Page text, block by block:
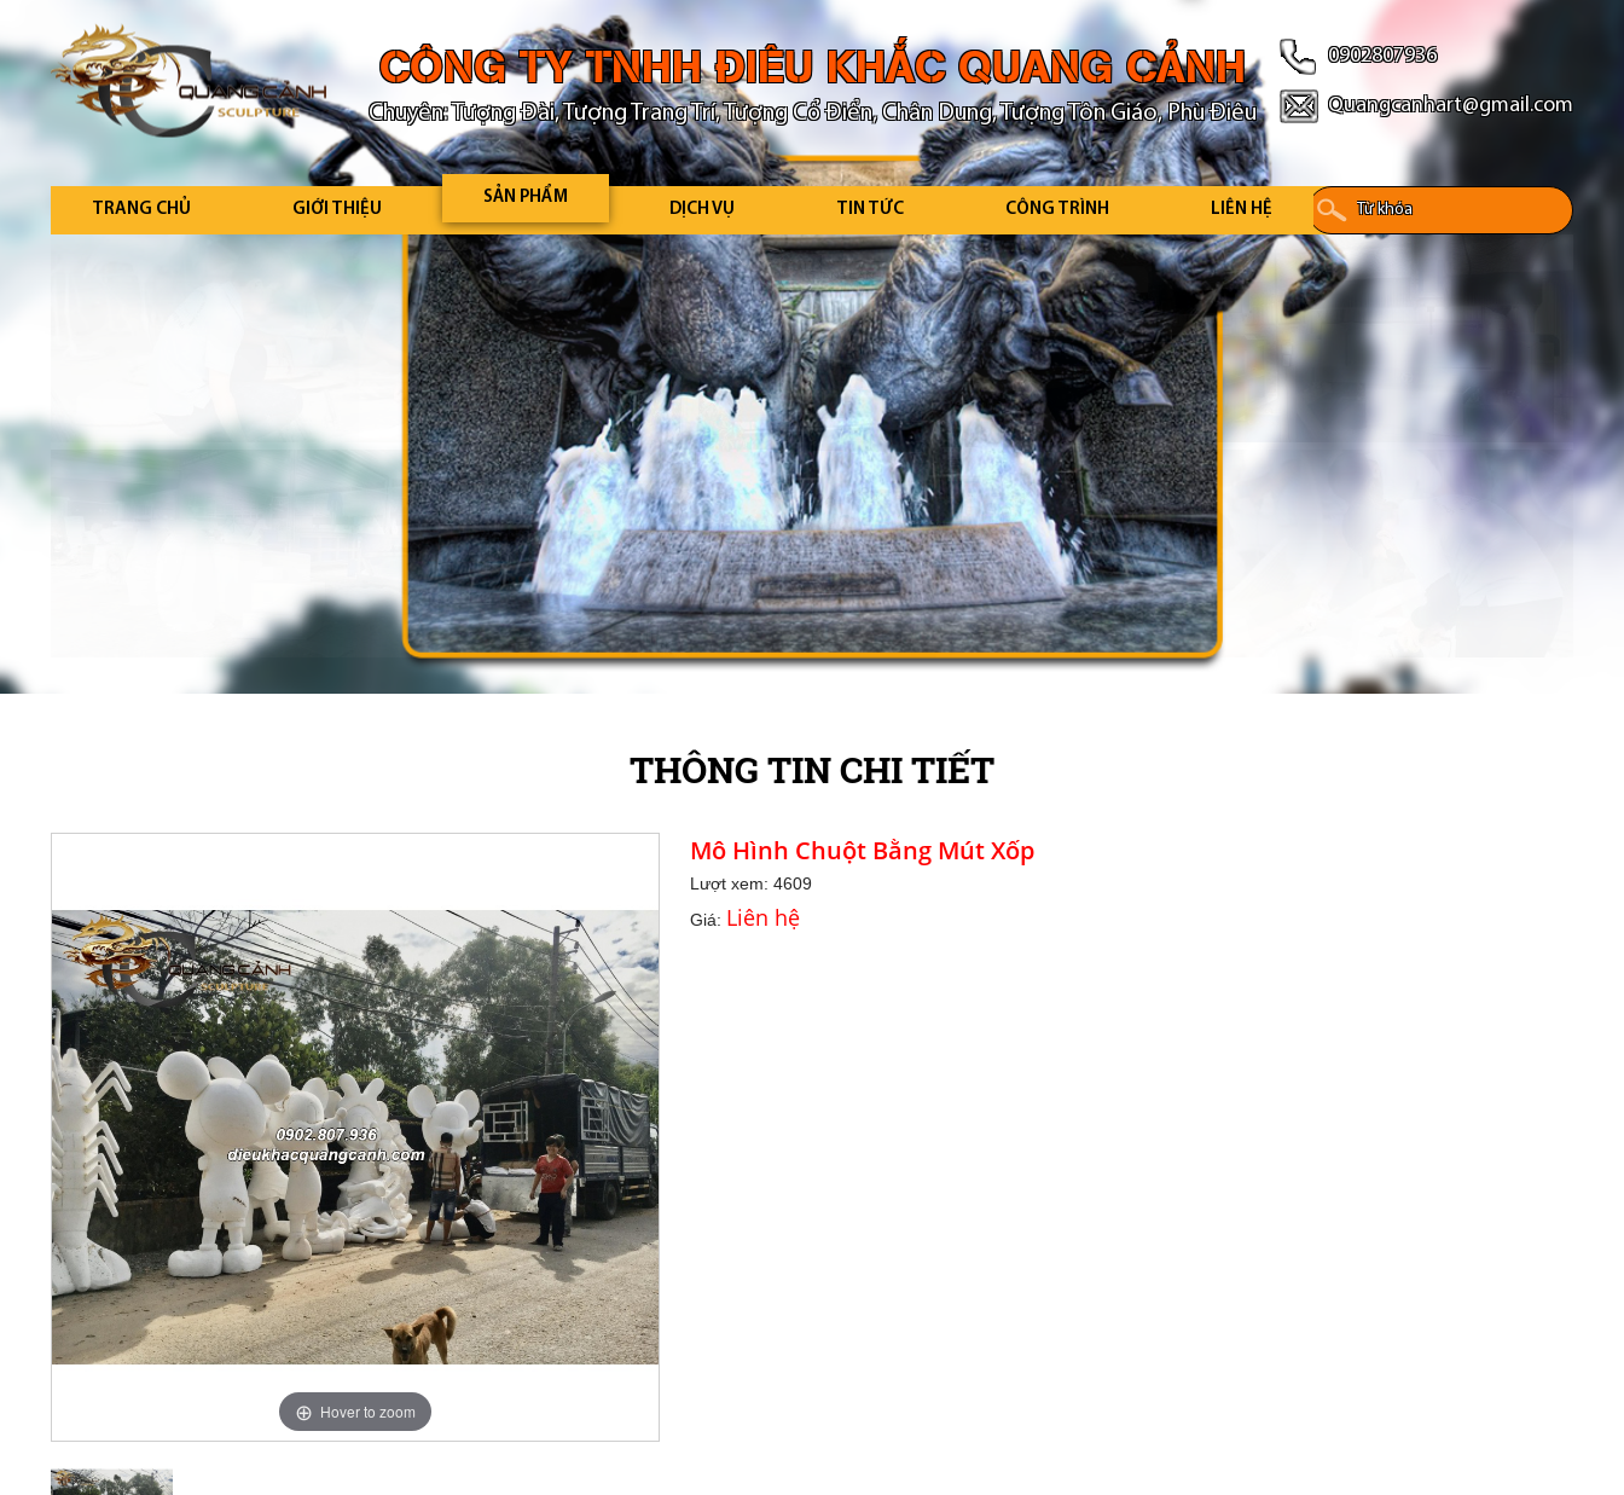
CÔNG TY TNHH ĐIÊU KHẮC QUANG CẢNH
Chuyên: Tượng Đài, Tượng Trang Trí, Tượng Cổ Điển, Chân Dung, Tượng Tôn Giáo, Phù Điêu
0902807936
Quangcanhart@gmail.com
TRANG CHỦ GIỚI THIỆU
SẢN PHẨM
DỊCH VỤ TIN TỨC CÔNG TRÌNH LIÊN HỆ
THÔNG TIN CHI TIẾT
Hover to zoom
Mô Hình Chuột Bằng Mút Xốp
Lượt xem: 4609
Giá: Liên hệ